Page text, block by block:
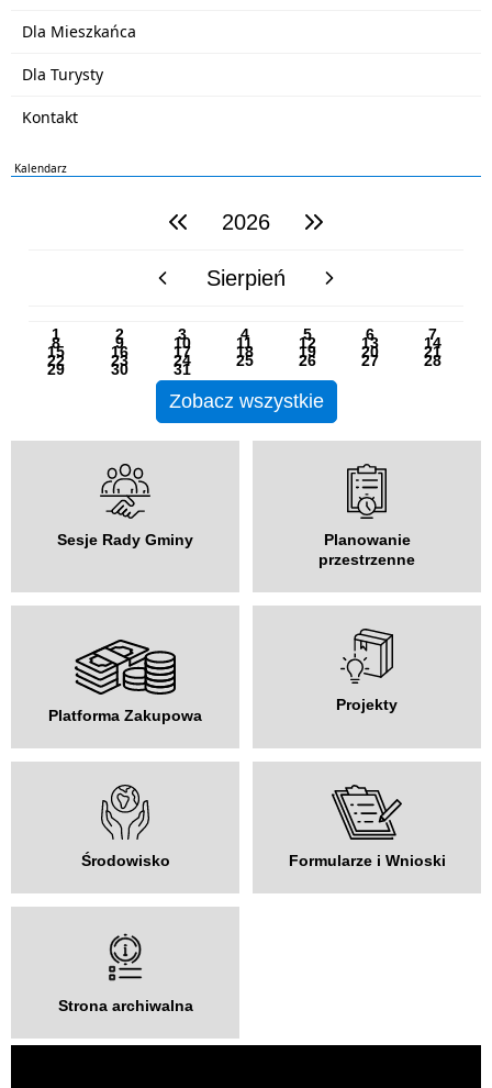
Dla Mieszkańca
Dla Turysty
Kontakt
Kalendarz
poprzedni rok2026 następny rok
poprzedni miesiącSierpień następny miesiąc
1 2 3 4 5 6 7
8 9 10 11 12 13 14
15 16 17 18 19 20 21
22 23 24 25 26 27 28
29 30 31
Zobacz wszystkie
Sesje Rady Gminy
Planowanie
przestrzenne
Platforma Zakupowa
Projekty
Środowisko Formularze i Wnioski
Strona archiwalna